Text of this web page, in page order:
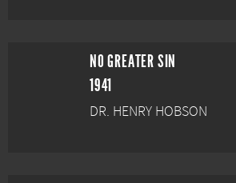
NO GREATER SIN
1941
DR. HENRY HOBSON